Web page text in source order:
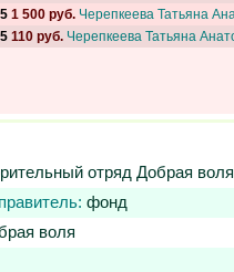
1 500 руб. Черепкеева Татьяна
110 руб. Черепкеева Татьяна
отряд Добрая воля
фонд
воля